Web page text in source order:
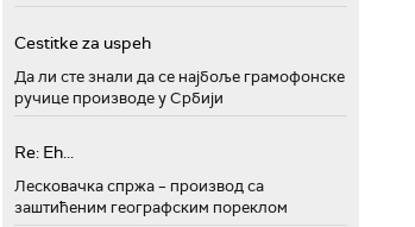
Cestitke za uspeh
Да ли сте знали да се најбоље грамофонске
ручице производе у Србији
Re: Eh...
Лесковачка спржа – производ са
заштићеним географским пореклом